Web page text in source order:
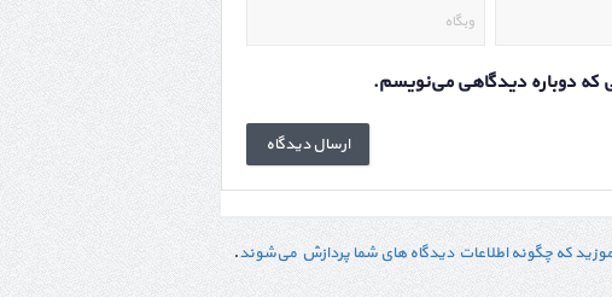
که دوباره دیدگاهی می‌نویسم.
که چگونه اطلاعات دیدگاه های شما پردازش می‌شوند.